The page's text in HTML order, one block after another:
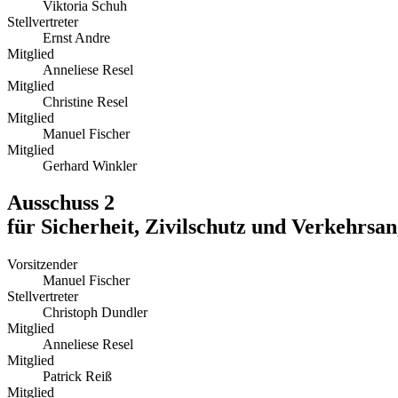
Viktoria Schuh
Stellvertreter
Ernst Andre
Mitglied
Anneliese Resel
Mitglied
Christine Resel
Mitglied
Manuel Fischer
Mitglied
Gerhard Winkler
Ausschuss 2
für Sicherheit, Zivilschutz und
Vorsitzender
Manuel Fischer
Stellvertreter
Christoph Dundler
Mitglied
Anneliese Resel
Mitglied
Patrick Reiß
Mitglied